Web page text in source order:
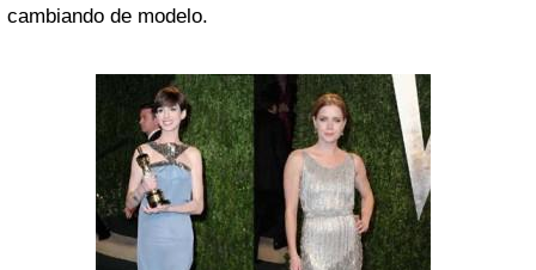
cambiando de modelo.